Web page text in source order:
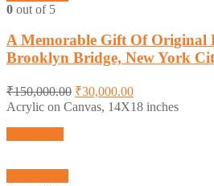
0 out of 5
A Memorable Gift Of Original
Brooklyn Bridge, New York
₹150,000.00 ₹30,000.00
Acrylic on Canvas, 14X18 inches